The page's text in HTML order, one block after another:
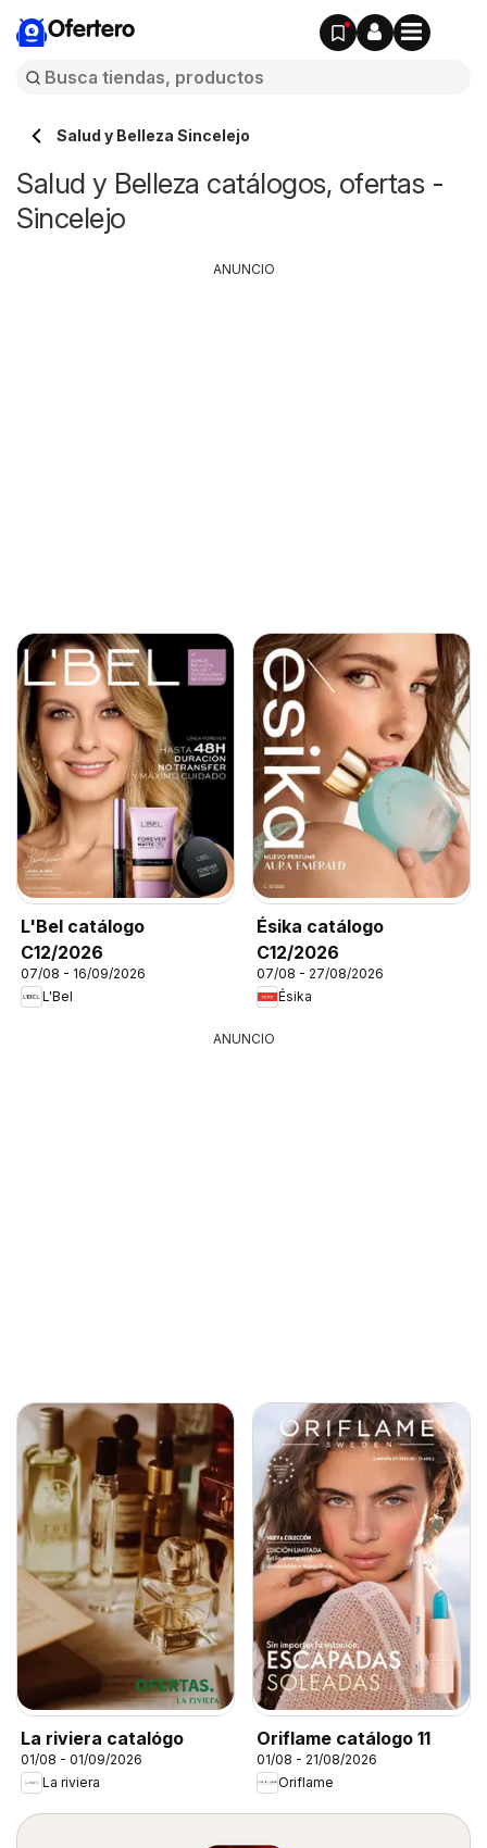
Ofertero
Salud y Belleza Sincelejo
Salud y Belleza catálogos, ofertas -
Sincelejo
L'Bel catálogo
C12/2026
07/08 - 16/09/2026
L'Bel
Ésika catálogo
C12/2026
07/08 - 27/08/2026
Ésika
ANUNCIO
ANUNCIO
La riviera catalógo
01/08 - 01/09/2026
La riviera
Oriflame catálogo 11
01/08 - 21/08/2026
Oriflame